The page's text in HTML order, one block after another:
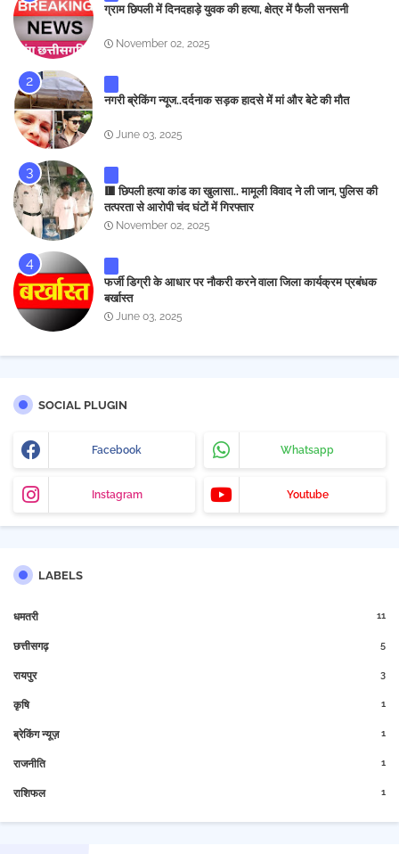
ग्राम छिपली में दिनदहाड़े युवक की हत्या, क्षेत्र में फैली सनसनी
November 02, 2025
नगरी ब्रेकिंग न्यूज..दर्दनाक सड़क हादसे में मां और बेटे की मौत
June 03, 2025
🟥 छिपली हत्या कांड का खुलासा.. मामूली विवाद ने ली जान, पुलिस की
तत्परता से आरोपी चंद घंटों में गिरफ्तार
November 02, 2025
फर्जी डिग्री के आधार पर नौकरी करने वाला जिला कार्यक्रम प्रबंधक
बर्खास्त
June 03, 2025
SOCIAL PLUGIN
Facebook Whatsapp
Instagram Youtube
LABELS
धमतरी 11
छत्तीसगढ़ 5
रायपुर 3
कृषि 1
ब्रेकिंग न्यूज़ 1
राजनीति 1
राशिफल 1